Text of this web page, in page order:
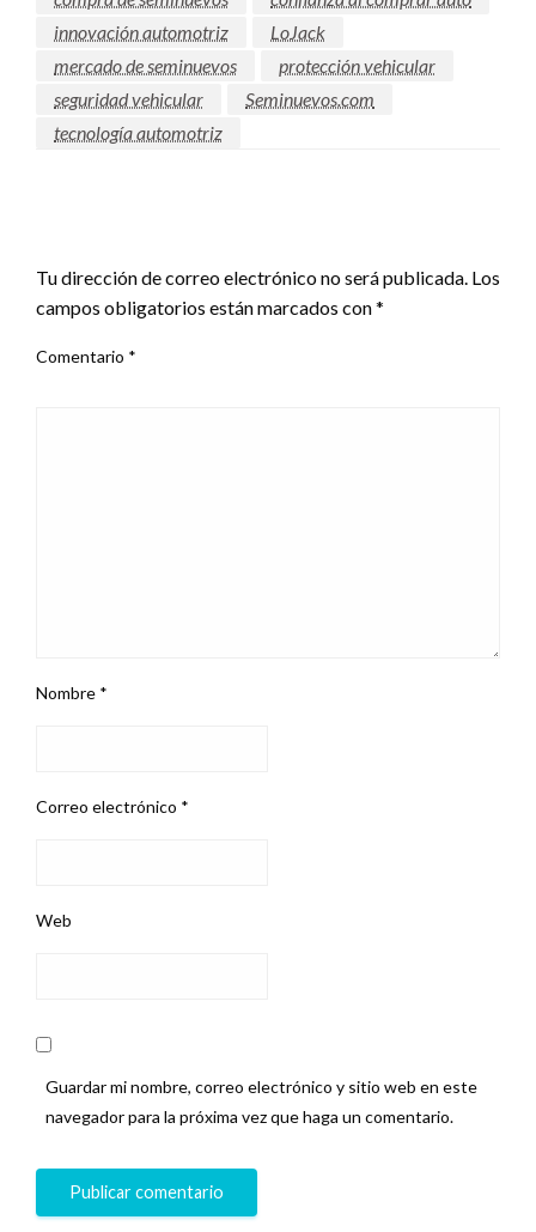
innovación automotriz
LoJack
mercado de seminuevos
protección vehicular
seguridad vehicular
Seminuevos.com
tecnología automotriz
Tu dirección de correo electrónico no será publicada. Los
campos obligatorios están marcados con*
Comentario *
Nombre *
Correo electrónico *
Web
Guardar mi nombre, correo electrónico y sitio web en este
navegador para la próxima vez que haga un comentario.